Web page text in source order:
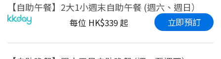
【自助午餐】2大1小週末自助午餐 (週六、週日）
每位 HK$339 起 立即預訂